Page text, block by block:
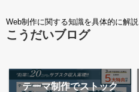
Web制作に関する知識を具体的に解説
こうだいブログ
テーマ制作でストック